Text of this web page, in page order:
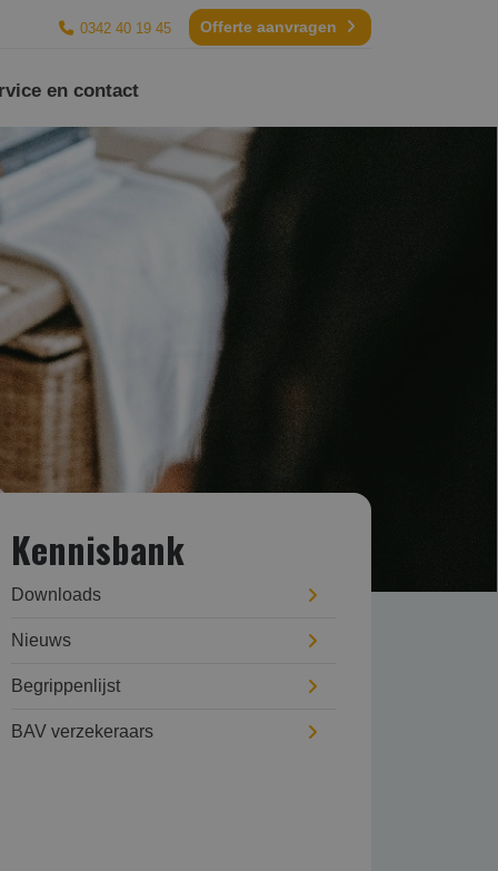
0342 40 19 45 Offerte aanvragen
en contact
Kennisbank
Downloads
Nieuws
Begrippenlijst
BAV verzekeraars